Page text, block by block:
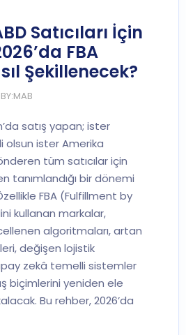
Satıcıları İçin
FBA
Şekillenecek?
BY:MAB
satış yapan; ister
olsun ister Amerika
tüm satıcılar için
tanımlandığı bir dönemi
FBA (Fulfillment by
kullanan markalar,
algoritmaları, artan
değişen lojistik
zekâ temelli sistemler
biçimlerini yeniden ele
Bu rehber, 2026’da